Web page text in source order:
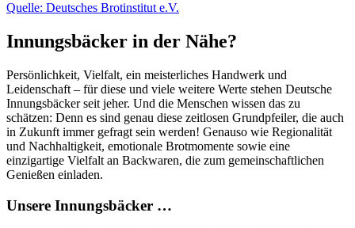
Quelle: Deutsches Brotinstitut e.V.
Innungsbäcker in der Nähe?
Persönlichkeit, Vielfalt, ein meisterliches Handwerk und
Leidenschaft – für diese und viele weitere Werte stehen Deutsche
Innungsbäcker seit jeher. Und die Menschen wissen das zu
schätzen: Denn es sind genau diese zeitlosen Grundpfeiler, die auch
in Zukunft immer gefragt sein werden! Genauso wie Regionalität
und Nachhaltigkeit, emotionale Brotmomente sowie eine
einzigartige Vielfalt an Backwaren, die zum gemeinschaftlichen
Genießen einladen.
Unsere Innungsbäcker …